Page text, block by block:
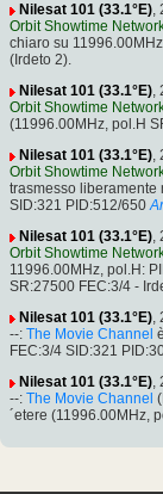
Nilesat 101 (33.1°E),
Orbit Showtime
chiaro su
(Irdeto 2).
Nilesat 101 (33.1°E),
Orbit Showtime
(11996.00MHz, pol.H
Nilesat 101 (33.1°E),
Orbit Showtime
trasmesso liberamente
SID:321 PID:512/650
Nilesat 101 (33.1°E),
Orbit Showtime
11996.00MHz, pol.H:
SR:27500 FEC:3/4 -
Nilesat 101 (33.1°E),
--: The Movie Channel
FEC:3/4 SID:321
Nilesat 101 (33.1°E),
--: The Movie Channel
´etere (11996.00MHz,